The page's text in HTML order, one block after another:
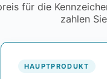
für die
zahlen
HAUPTPRODUKT